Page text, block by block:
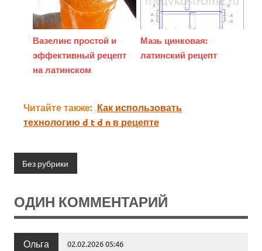
Вазелин: простой и
эффективный рецепт
на латинском
Мазь цинковая:
латинский рецепт
Читайте также: Как использовать
технологию d t d n в рецепте
Без рубрики
ОДИН КОММЕНТАРИЙ
Ольга 02.02.2026 05:46